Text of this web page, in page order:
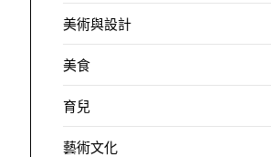
美術與設計
美食
育兒
藝術文化